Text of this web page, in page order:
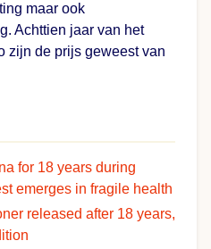
maar ook
Achttien jaar van het
zijn de prijs geweest van
for 18 years during
emerges in fragile health
released after 18 years,